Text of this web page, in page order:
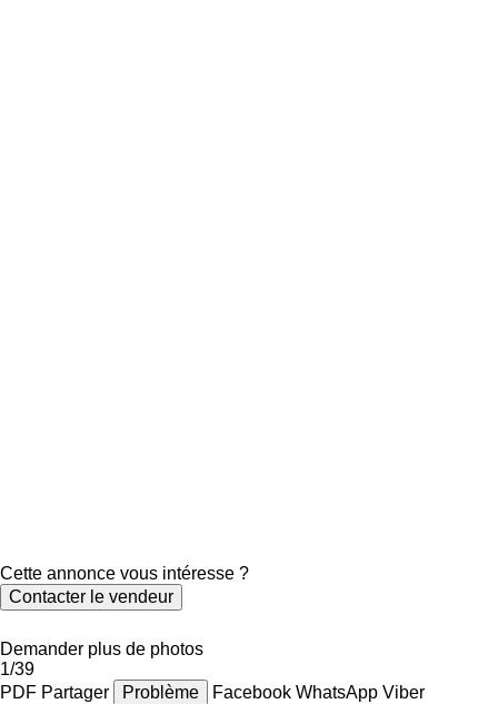
Cette annonce vous intéresse ?
Contacter le vendeur
Demander plus de photos
1/39
PDF Partager Problème Facebook WhatsApp Viber